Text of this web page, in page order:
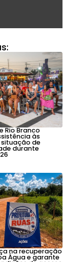
Rio Branco
às
de
durante
na recuperação
Água e garante